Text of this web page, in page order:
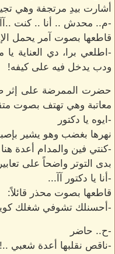
أشارت بيدِ مرتجفة وهي
-م.. محدش .. أنا .. كنت
قاطعها بصوت آمر يحمل
-اطلعي برا، دي العناية
ودب يدخل فيه على كيفه!
حضرت الممرضة على إثر
معاتبة وهي تهتف بصوت
-ايوه يا دكتور
نهرها بغضب وهو يشير
-كنتي فين والمدام أعدة
بدى التوتر واضحاً على
-أنا يا دكتور آآ...
قاطعها بصوت محذر قائلاً:
-أحسنلك تشوفي شغلك
-ح.. حاضر
-ناقص نقلبها أعدة شعبي ..!